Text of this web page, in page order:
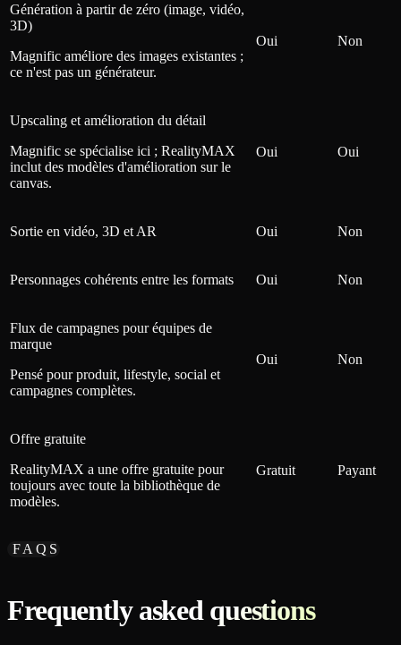
Génération à partir de zéro (image, vidéo,
3D)
Magnific améliore des images existantes ;
ce n'est pas un générateur.
Oui Non
Upscaling et amélioration du détail
Magnific se spécialise ici ; RealityMAX
inclut des modèles d'amélioration sur le
canvas.
Oui Oui
Sortie en vidéo, 3D et AR Oui Non
Personnages cohérents entre les formats Oui Non
Flux de campagnes pour équipes de
marque
Pensé pour produit, lifestyle, social et
campagnes complètes.
Oui Non
Offre gratuite
RealityMAX a une offre gratuite pour
toujours avec toute la bibliothèque de
modèles.
Gratuit Payant
FAQS
Frequently asked questions